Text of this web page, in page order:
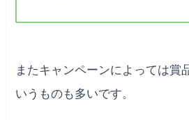
またキャンペーンによっては賞
いうものも多いです。